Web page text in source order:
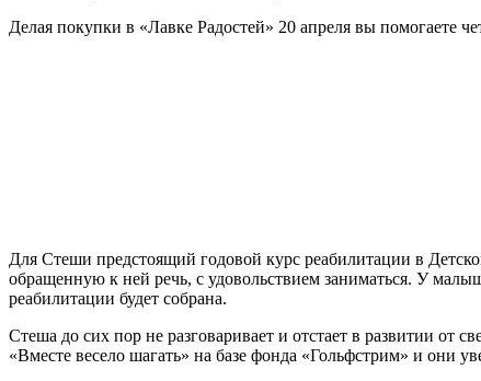
Делая покупки в «Лавке Радостей» 20 апреля вы помогаете
Для Стеши предстоящий годовой курс реабилитации в
обращенную к ней речь, с удовольствием заниматься. У
реабилитации будет собрана.
Стеша до сих пор не разговаривает и отстает в развитии от
«Вместе весело шагать» на базе фонда «Гольфстрим» и они